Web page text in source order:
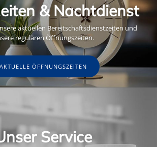
& Nachtdienst
aktuellen Bereitschaftsdienstzeiten und
regulären Öffnungszeiten.
AKTUELLE ÖFFNUNGSZEITEN
Service